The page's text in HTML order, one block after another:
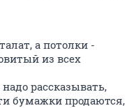
а потолки -
из всех
рассказывать,
бумажки продаются,